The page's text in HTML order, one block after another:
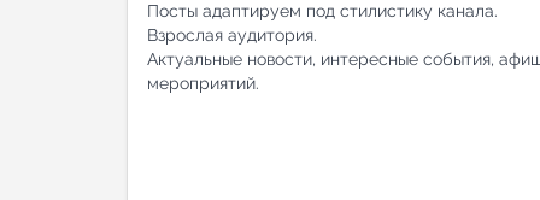
Посты адаптируем под стилистику канала.
Взрослая аудитория.
Актуальные новости, интересные события,
мероприятий.